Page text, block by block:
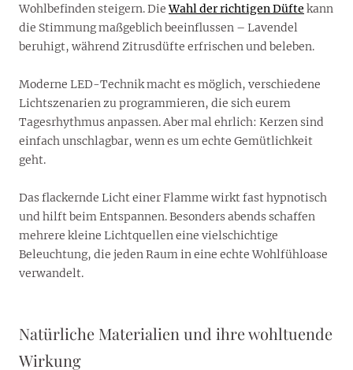
Wohlbefinden steigern. DieWahl der richtigen Düfte kann
die Stimmung maßgeblich beeinflussen – Lavendel
beruhigt, während Zitrusdüfte erfrischen und beleben.
Moderne LED-Technik macht es möglich, verschiedene
Lichtszenarien zu programmieren, die sich eurem
Tagesrhythmus anpassen. Aber mal ehrlich: Kerzen sind
einfach unschlagbar, wenn es um echte Gemütlichkeit
geht.
Das flackernde Licht einer Flamme wirkt fast hypnotisch
und hilft beim Entspannen. Besonders abends schaffen
mehrere kleine Lichtquellen eine vielschichtige
Beleuchtung, die jeden Raum in eine echte Wohlfühloase
verwandelt.
Natürliche Materialien und ihre wohltuende
Wirkung